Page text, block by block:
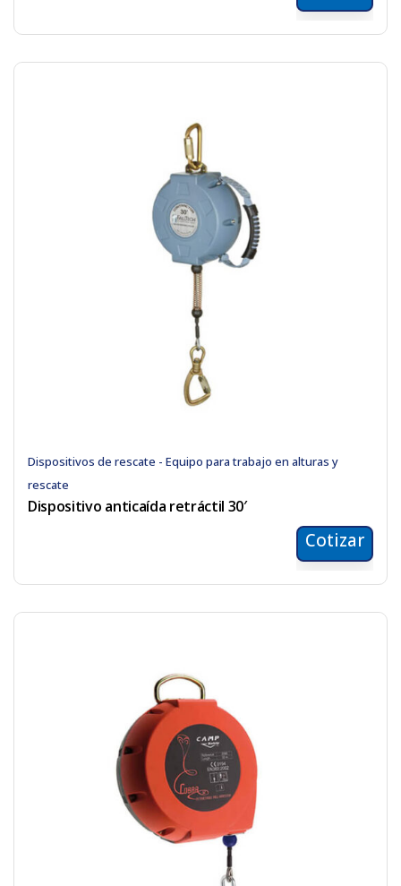
Dispositivos de rescate - Equipo para trabajo en alturas y
rescate
Dispositivo anticaída retráctil 30′
Cotizar